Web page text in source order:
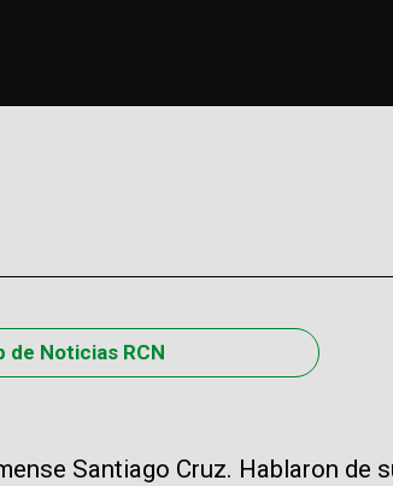
de Noticias RCN
Santiago Cruz. Hablaron de